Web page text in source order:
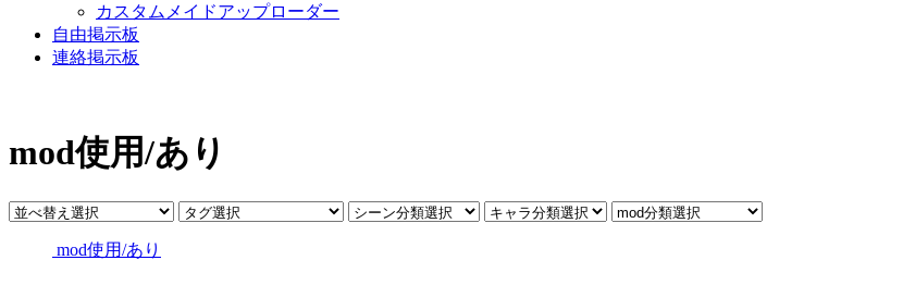
カスタムメイドアップローダー
自由掲示板
連絡掲示板
mod使用/あり
mod使用/あり